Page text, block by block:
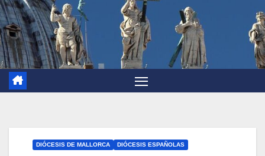
DIÓCESIS DE MALLORCA DIÓCESIS ESPAÑOLAS